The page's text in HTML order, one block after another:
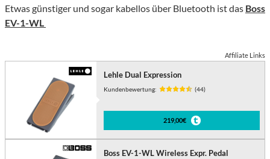
Etwas günstiger und sogar kabellos über Bluetooth ist das Boss
EV-1-WL
Affiliate Links
Lehle Dual Expression
Kundenbewertung: (44)
219,00€
Boss EV-1-WL Wireless Expr. Pedal